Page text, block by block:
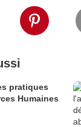
pratiques
Humaines